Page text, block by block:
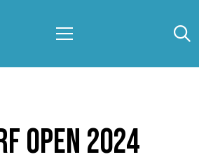
OPEN 2024